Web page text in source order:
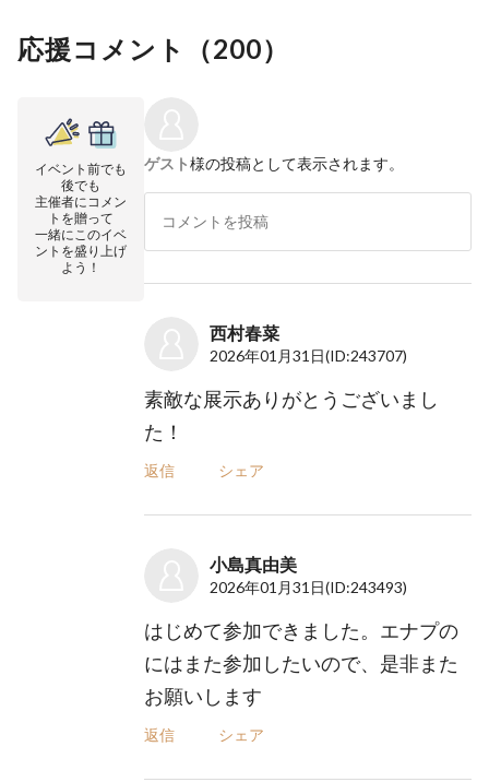
応援コメント（200）
イベント前でも
後でも
主催者にコメン
トを贈って
一緒にこのイベ
ントを盛り上げ
よう！
ゲスト様の投稿として表示されます。
西村春菜
2026年01月31日(ID:243707)
素敵な展示ありがとうございまし
た！
返信 シェア
小島真由美
2026年01月31日(ID:243493)
はじめて参加できました。エナプの
にはまた参加したいので、是非また
お願いします
返信 シェア